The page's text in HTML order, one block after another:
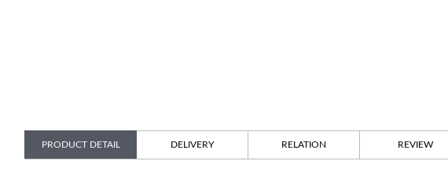
PRODUCT DETAIL DELIVERY RELATION REVIEW